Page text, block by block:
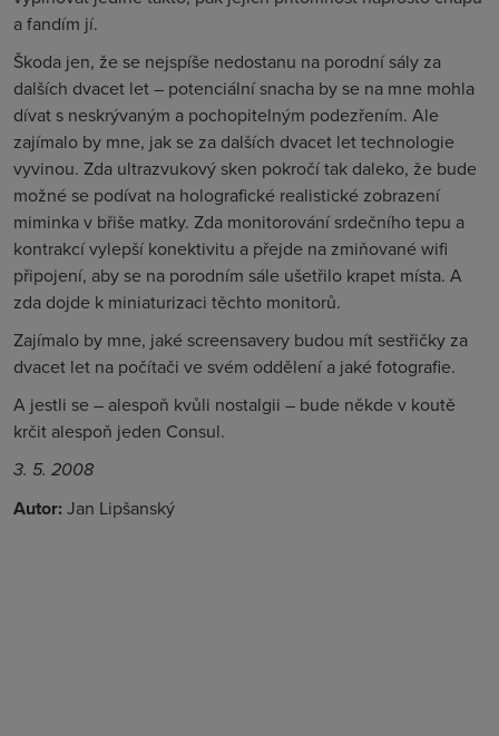
a fandím jí.
Škoda jen, že se nejspíše nedostanu na porodní sály za
dalších dvacet let – potenciální snacha by se na mne mohla
dívat s neskrývaným a pochopitelným podezřením. Ale
zajímalo by mne, jak se za dalších dvacet let technologie
vyvinou. Zda ultrazvukový sken pokročí tak daleko, že bude
možné se podívat na holografické realistické zobrazení
miminka v břiše matky. Zda monitorování srdečního tepu a
kontrakcí vylepší konektivitu a přejde na zmiňované wifi
připojení, aby se na porodním sále ušetřilo krapet místa. A
zda dojde k miniaturizaci těchto monitorů.
Zajímalo by mne, jaké screensavery budou mít sestřičky za
dvacet let na počítači ve svém oddělení a jaké fotografie.
A jestli se – alespoň kvůli nostalgii – bude někde v koutě
krčit alespoň jeden Consul.
3. 5. 2008
Autor: Jan Lipšanský